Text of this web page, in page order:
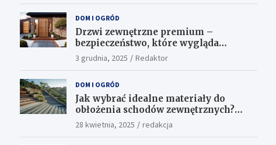
DOM I OGRÓD
Drzwi zewnętrzne premium –
bezpieczeństwo, które wygląda
ekskluzywnie
3 grudnia, 2025 Redaktor
DOM I OGRÓD
Jak wybrać idealne materiały do
obłożenia schodów zewnętrznych?
Praktyczne porady i inspiracje
28 kwietnia, 2025 redakcja